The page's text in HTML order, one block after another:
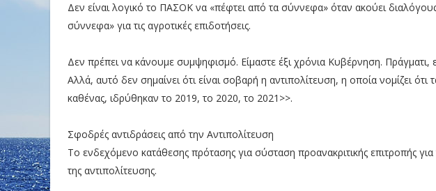
Δεν είναι λογικό το ΠΑΣΟΚ να «πέφτει από τα σύννεφα» όταν ακούει
σύννεφα» για τις αγροτικές επιδοτήσεις.
Δεν πρέπει να κάνουμε συμψηφισμό. Είμαστε έξι χρόνια Κυβέρνηση. Πράγματι,
Αλλά, αυτό δεν σημαίνει ότι είναι σοβαρή η αντιπολίτευση, η οποία νομίζει
καθένας, ιδρύθηκαν το 2019, το 2020, το 2021>>.
Σφοδρές αντιδράσεις από την Αντιπολίτευση
Το ενδεχόμενο κατάθεσης πρότασης για σύσταση προανακριτικής επιτροπής
της αντιπολίτευσης.